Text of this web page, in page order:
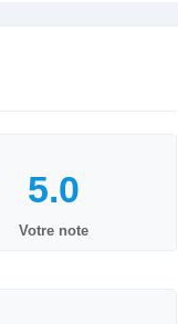
Votre note